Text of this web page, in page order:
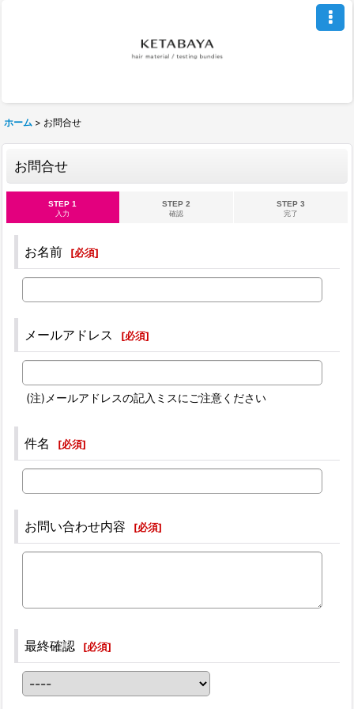
ホーム > お問合せ
お問合せ
STEP 1
入力
STEP 2
確認
STEP 3
完了
お名前 [必須]
メールアドレス [必須]
(注)メールアドレスの記入ミスにご注意ください
件名 [必須]
お問い合わせ内容 [必須]
最終確認 [必須]